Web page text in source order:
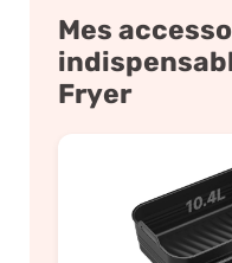
Mes
Fryer